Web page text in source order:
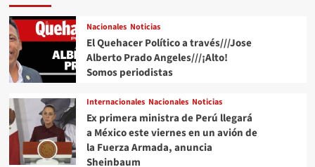
Nacionales Noticias
El Quehacer Político a través///Jose
Alberto Prado Angeles///¡Alto!
Somos periodistas
Internacionales Nacionales Noticias
Ex primera ministra de Perú llegará
a México este viernes en un avión de
la Fuerza Armada, anuncia
Sheinbaum